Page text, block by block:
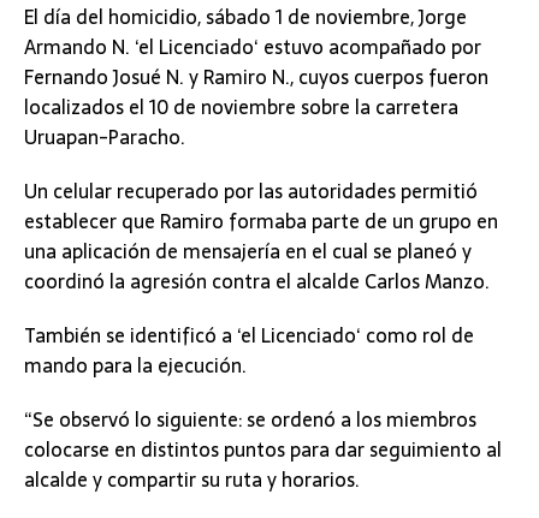
El día del homicidio, sábado 1 de noviembre, Jorge
Armando N. ‘el Licenciado‘ estuvo acompañado por
Fernando Josué N. y Ramiro N., cuyos cuerpos fueron
localizados el 10 de noviembre sobre la carretera
Uruapan-Paracho.
Un celular recuperado por las autoridades permitió
establecer que Ramiro formaba parte de un grupo en
una aplicación de mensajería en el cual se planeó y
coordinó la agresión contra el alcalde Carlos Manzo.
También se identificó a ‘el Licenciado‘ como rol de
mando para la ejecución.
“Se observó lo siguiente: se ordenó a los miembros
colocarse en distintos puntos para dar seguimiento al
alcalde y compartir su ruta y horarios.